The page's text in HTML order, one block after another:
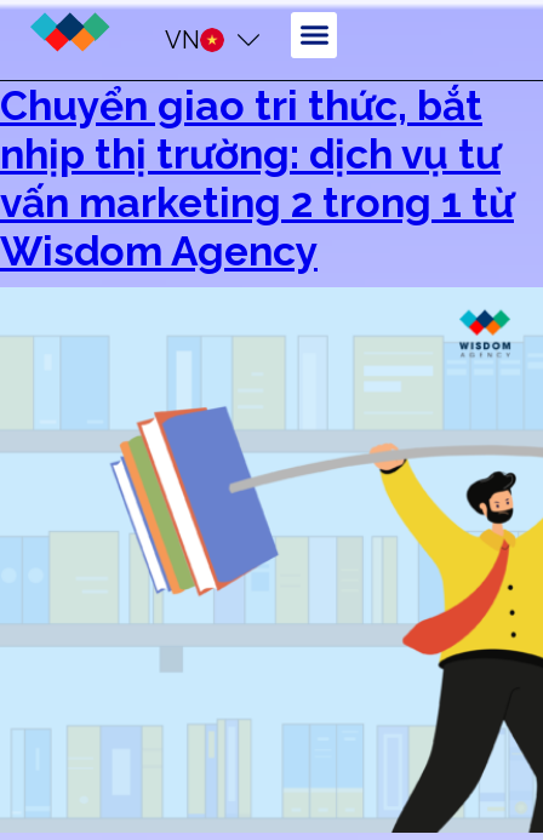
VN
Chuyển giao tri thức, bắt
nhịp thị trường: dịch vụ tư
vấn marketing 2 trong 1 từ
Wisdom Agency